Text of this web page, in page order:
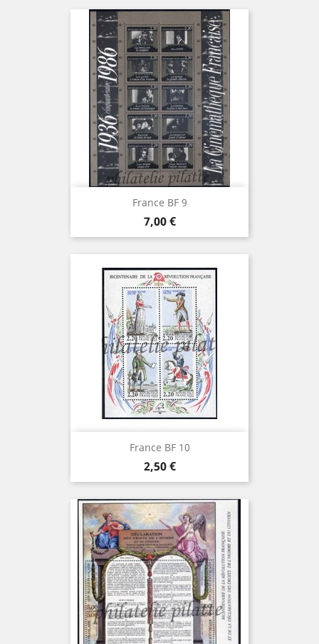
France BF 9
Prix
7,00 €
France BF 10
Prix
2,50 €